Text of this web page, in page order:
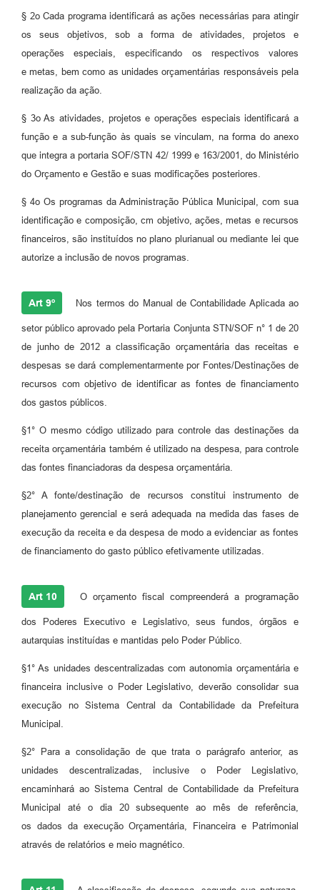
§ 2o Cada programa identificará as ações necessárias para atingir
os seus objetivos, sob a forma de atividades, projetos e
operações especiais, especificando os respectivos valores
e metas, bem como as unidades orçamentárias responsáveis pela
realização da ação.
§ 3o As atividades, projetos e operações especiais identificará a
função e a sub-função às quais se vinculam, na forma do anexo
que integra a portaria SOF/STN 42/ 1999 e 163/2001, do Ministério
do Orçamento e Gestão e suas modificações posteriores.
§ 4o Os programas da Administração Pública Municipal, com sua
identificação e composição, cm objetivo, ações, metas e recursos
financeiros, são instituídos no plano plurianual ou mediante lei que
autorize a inclusão de novos programas.
Art 9º Nos termos do Manual de Contabilidade Aplicada ao
setor público aprovado pela Portaria Conjunta STN/SOF n° 1 de 20
de junho de 2012 a classificação orçamentária das receitas e
despesas se dará complementarmente por Fontes/Destinações de
recursos com objetivo de identificar as fontes de financiamento
dos gastos públicos.
§1° O mesmo código utilizado para controle das destinações da
receita orçamentária também é utilizado na despesa, para controle
das fontes financiadoras da despesa orçamentária.
§2° A fonte/destinação de recursos constitui instrumento de
planejamento gerencial e será adequada na medida das fases de
execução da receita e da despesa de modo a evidenciar as fontes
de financiamento do gasto público efetivamente utilizadas.
Art 10 O orçamento fiscal compreenderá a programação
dos Poderes Executivo e Legislativo, seus fundos, órgãos e
autarquias instituídas e mantidas pelo Poder Público.
§1° As unidades descentralizadas com autonomia orçamentária e
financeira inclusive o Poder Legislativo, deverão consolidar sua
execução no Sistema Central da Contabilidade da Prefeitura
Municipal.
§2° Para a consolidação de que trata o parágrafo anterior, as
unidades descentralizadas, inclusive o Poder Legislativo,
encaminhará ao Sistema Central de Contabilidade da Prefeitura
Municipal até o dia 20 subsequente ao mês de referência,
os dados da execução Orçamentária, Financeira e Patrimonial
através de relatórios e meio magnético.